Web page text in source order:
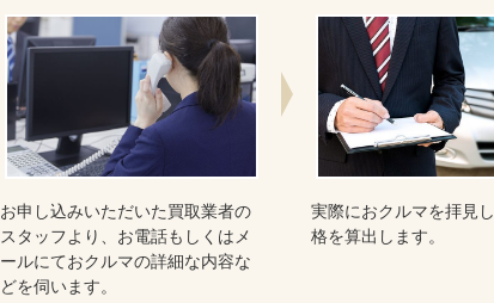
お申し込みいただいた買取業者の
スタッフより、お電話もしくはメ
ールにておクルマの詳細な内容な
どを伺います。
実際におクルマを拝見
格を算出します。